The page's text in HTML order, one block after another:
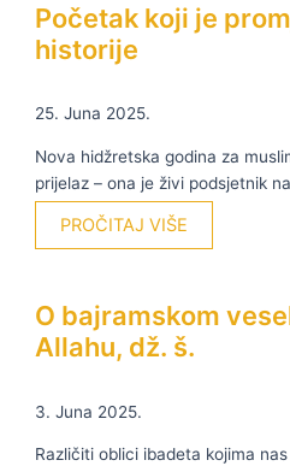
Početak koji je
historije
25. Juna 2025.
Nova hidžretska godina za
prijelaz – ona je živi podsjetnik
PROČITAJ VIŠE
O bajramskom
Allahu, dž. š.
3. Juna 2025.
Različiti oblici ibadeta kojima